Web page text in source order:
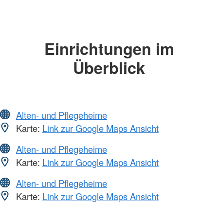
Einrichtungen im
Überblick
Alten- und Pflegeheime
Karte: Link zur Google Maps Ansicht
Alten- und Pflegeheime
Karte: Link zur Google Maps Ansicht
Alten- und Pflegeheime
Karte: Link zur Google Maps Ansicht